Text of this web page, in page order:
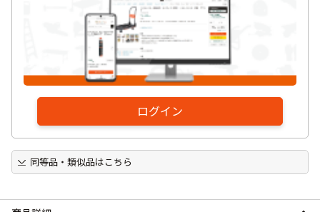
ログイン
同等品・類似品はこちら